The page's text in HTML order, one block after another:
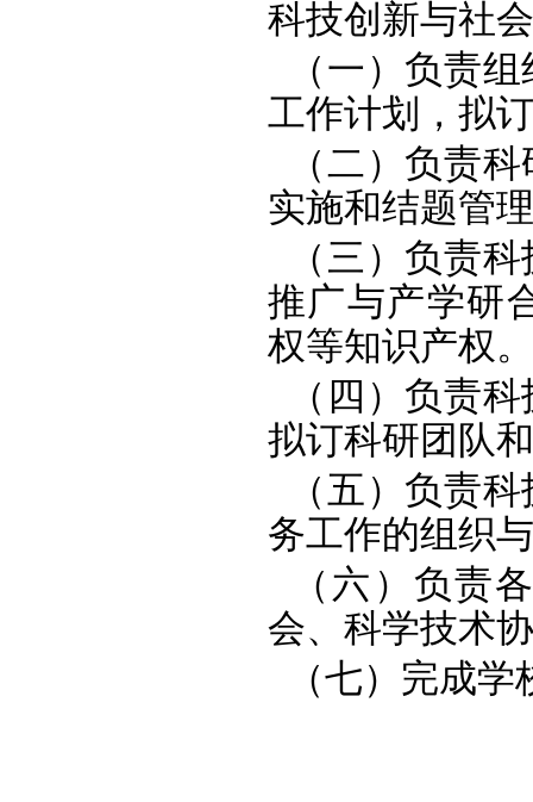
科技创新与社
（一）负责
工作计划，拟
（二）负责
实施和结题管
（三）负责
推广与产学研
权等知识产权。
（四）负责
拟订科研团队
（五）负责
务工作的组织
（六）负责
会、科学技术
（七）完成学